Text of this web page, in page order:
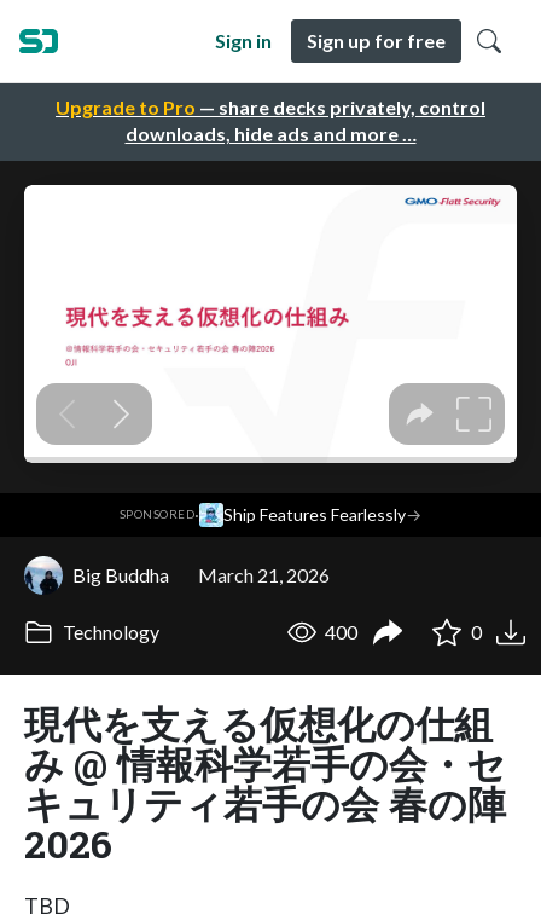
Upgrade to Pro — share decks privately, control
downloads, hide ads and more …
Sign in Sign up for free
SPONSORED· Ship Features Fearlessly→
Big Buddha March 21, 2026
Technology 400 0
現代を支える仮想化の仕組
み @ 情報科学若手の会・セ
キュリティ若手の会 春の陣
2026
TBD